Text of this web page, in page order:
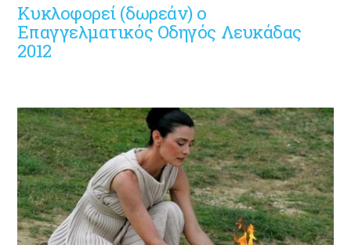
Κυκλοφορεί (δωρεάν) ο
Επαγγελματικός Οδηγός Λευκάδας
2012